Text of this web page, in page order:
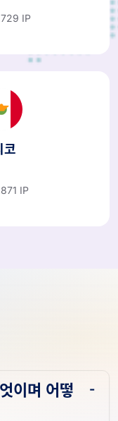
IP
코
IP
이며 어떻